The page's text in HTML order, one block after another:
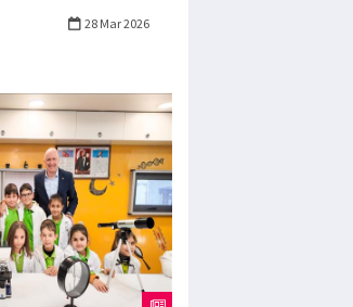
28 Mar 2026